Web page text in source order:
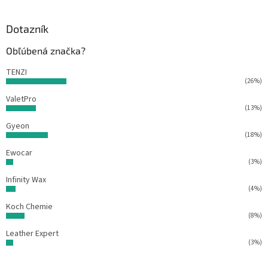
Dotazník
Obľúbená značka?
TENZI
(26%)
ValetPro
(13%)
Gyeon
(18%)
Ewocar
(3%)
Infinity Wax
(4%)
Koch Chemie
(8%)
Leather Expert
(3%)